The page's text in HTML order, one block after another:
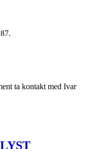
ta kontakt med Ivar